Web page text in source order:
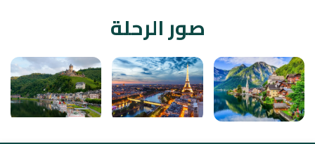
صور الرحلة